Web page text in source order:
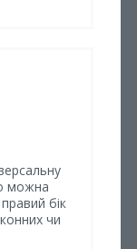
можна
бік
чи